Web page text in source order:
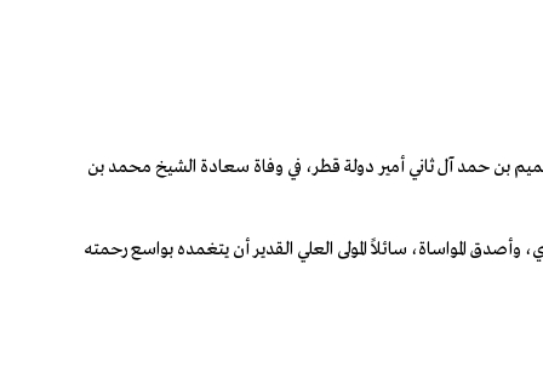
بن حمد آل ثاني أمير دولة قطر، في وفاة سعادة الشيخ محمد بن
المواساة، سائلاً المولى العلي القدير أن يتغمده بواسع رحمته